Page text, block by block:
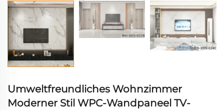
Umweltfreundliches Wohnzimmer
Moderner Stil WPC-Wandpaneel TV-